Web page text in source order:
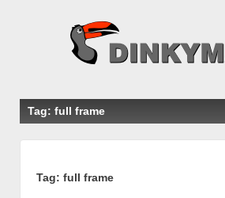
Tag: full frame
Tag: full frame